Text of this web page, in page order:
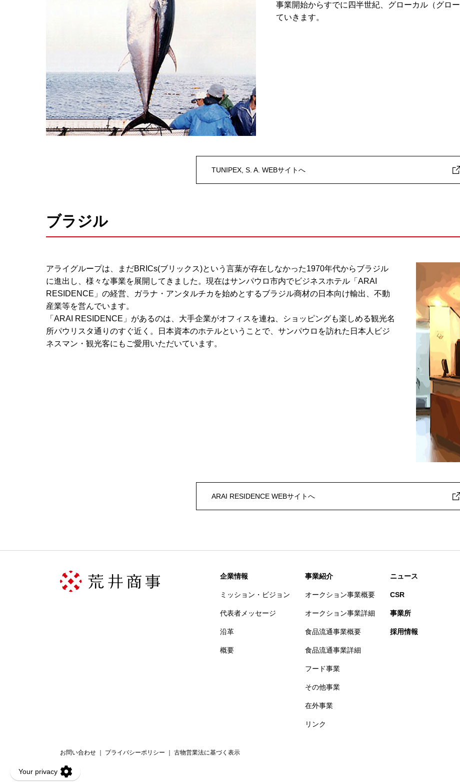
事業開始からすでに四半世紀、グローカル（グロ
ていきます。
TUNIPEX, S. A. WEBサイトへ
ブラジル
アライグループは、まだBRICs(ブリックス)という言葉が存在しなかった1970年代からブラジル
に進出し、様々な事業を展開してきました。現在はサンパウロ市内でビジネスホテル「ARAI
RESIDENCE」の経営、ガラナ・アンタルチカを始めとするブラジル商材の日本向け輸出、不動
産業等を営んでいます。
「ARAI RESIDENCE」があるのは、大手企業がオフィスを連ね、ショッピングも楽しめる観光名
所パウリスタ通りのすぐ近く。日本資本のホテルということで、サンパウロを訪れた日本人ビジ
ネスマン・観光客にもご愛用いただいています。
ARAI RESIDENCE WEBサイトへ
企業情報
ミッション・ビジョン
代表者メッセージ
沿革
概要
事業紹介
オークション事業概要
オークション事業詳細
食品流通事業概要
食品流通事業詳細
フード事業
その他事業
在外事業
リンク
ニュース
CSR
事業所
採用情報
お問い合わせ プライバシーポリシー 古物営業法に基づく表示